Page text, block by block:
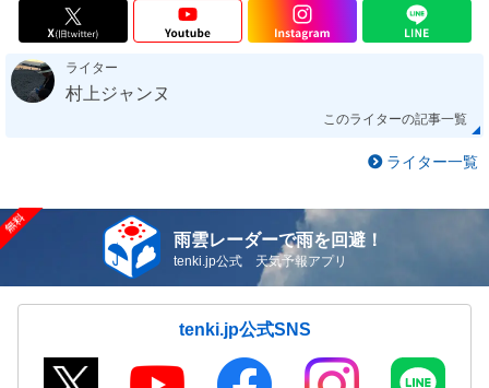
ライター
村上ジャンヌ
このライターの記事一覧
ライター一覧
雨雲レーダーで雨を回避！
tenki.jp公式 天気予報アプリ
tenki.jp公式SNS